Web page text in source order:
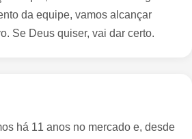
da equipe, vamos alcançar
Se Deus quiser, vai dar certo.
há 11 anos no mercado e, desde